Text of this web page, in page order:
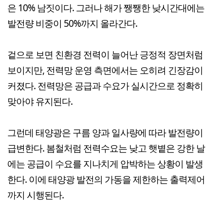
은 10% 남짓이다. 그러나 해가 쨍쨍한 낮시간대에는
발전량 비중이 50%까지 올라간다.
겉으로 보면 친환경 전력이 늘어난 긍정적 장면처럼
보이지만, 전력망 운영 측면에서는 오히려 긴장감이
커졌다. 전력망은 공급과 수요가 실시간으로 정확히
맞아야 유지된다.
그런데 태양광은 구름 양과 일사량에 따라 발전량이
급변한다. 봄철처럼 전력수요는 낮고 햇볕은 강한 날
에는 공급이 수요를 지나치게 압박하는 상황이 발생
한다. 이에 태양광 발전의 가동을 제한하는 출력제어
까지 시행된다.